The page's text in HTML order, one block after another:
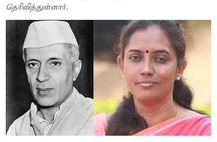
தெரிவித்துள்ளார்.